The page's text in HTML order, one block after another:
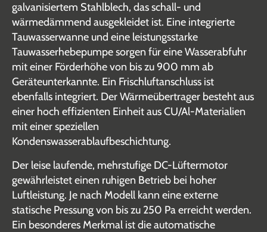
galvanisiertem Stahlblech, das schall- und
wärmedämmend ausgekleidet ist. Eine integrierte
Tauwasserwanne und eine leistungsstarke
Tauwasserhebepumpe sorgen für eine Wasserabfuhr
mit einer Förderhöhe von bis zu 900 mm ab
Geräteunterkannte. Ein Frischluftanschluss ist
ebenfalls integriert. Der Wärmeübertrager besteht aus
einer hoch effizienten Einheit aus CU/Al-Materialien
mit einer speziellen
Kondenswasserablaufbeschichtung.
Der leise laufende, mehrstufige DC-Lüftermotor
gewährleistet einen ruhigen Betrieb bei hoher
Luftleistung. Je nach Modell kann eine externe
statische Pressung von bis zu 250 Pa erreicht werden.
Ein besonderes Merkmal ist die automatische